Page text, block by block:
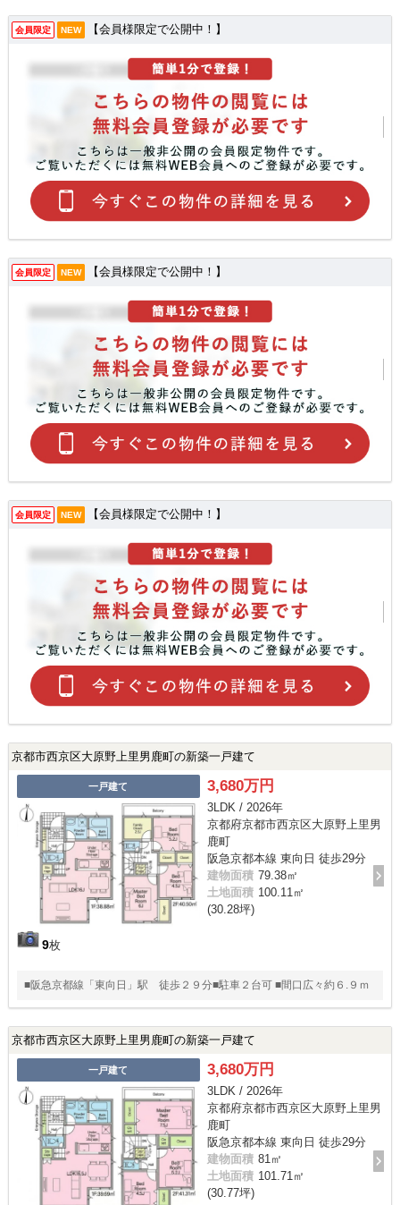
会員限定 NEW 【会員様限定で公開中！】
会員限定 NEW 【会員様限定で公開中！】
会員限定 NEW 【会員様限定で公開中！】
京都市西京区大原野上里男鹿町の新築一戸建て
一戸建て
9枚
3,680万円
3LDK / 2026年
京都府京都市西京区大原野上里男
鹿町
阪急京都本線 東向日 徒歩29分
建物面積 79.38㎡
土地面積 100.11㎡
(30.28坪)
■阪急京都線「東向日」駅 徒歩２９分■駐車２台可 ■間口広々約６.９ｍ
京都市西京区大原野上里男鹿町の新築一戸建て
一戸建て 3,680万円
3LDK / 2026年
京都府京都市西京区大原野上里男
鹿町
阪急京都本線 東向日 徒歩29分
建物面積 81㎡
土地面積 101.71㎡
(30.77坪)